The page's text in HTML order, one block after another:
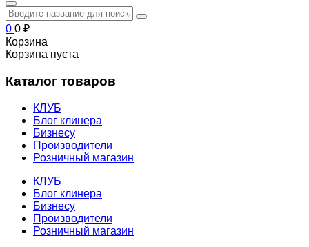
0 0 ₽
Корзина
Корзина пуста
Каталог товаров
КЛУБ
Блог клинера
Бизнесу
Производители
Розничный магазин
КЛУБ
Блог клинера
Бизнесу
Производители
Розничный магазин